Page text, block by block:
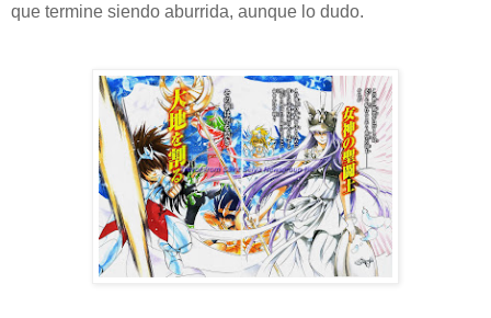
que termine siendo aburrida, aunque lo dudo.